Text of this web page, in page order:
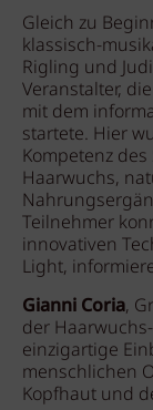
Gleich zu
klassisch-
Rigling und
Veranstalter,
mit dem
startete. Hier
Kompetenz
Haarwuchs,
Teilnehmer
innovativen
Light,
Gianni Coria,
der
einzigartige
menschlichen
Kopfhaut und